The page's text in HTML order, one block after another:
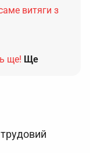
витяги з
ще! Ще